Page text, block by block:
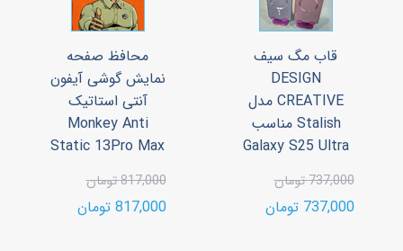
قاب مگ سیف
DESIGN
CREATIVE مدل
Stalish مناسب
Galaxy S25 Ultra
737,000 تومان
737,000 تومان
محافظ صفحه
نمایش گوشی آیفون
آنتی استاتیک
Monkey Anti
Static 13Pro Max
817,000 تومان
817,000 تومان